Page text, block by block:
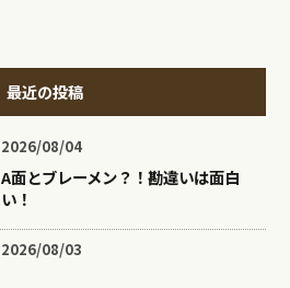
最近の投稿
2026/08/04
A面とブレーメン？！勘違いは面白
い！
2026/08/03